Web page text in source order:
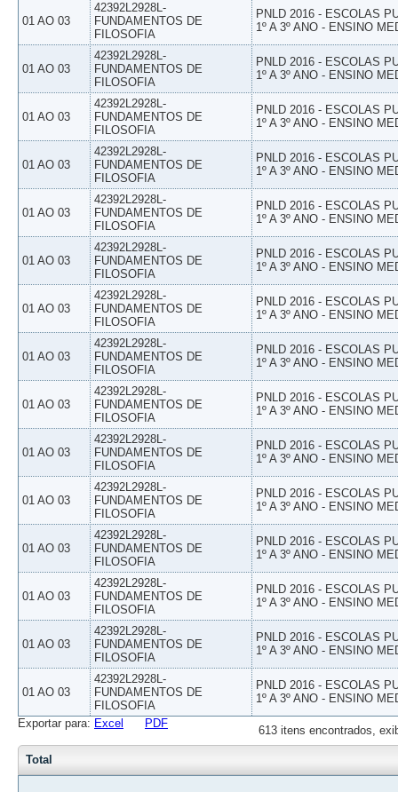
01 AO 03
42392L2928L-
FUNDAMENTOS DE
FILOSOFIA
PNLD 2016 - ESCOLAS
1º A 3º ANO - ENSINO
01 AO 03
42392L2928L-
FUNDAMENTOS DE
FILOSOFIA
PNLD 2016 - ESCOLAS
1º A 3º ANO - ENSINO
01 AO 03
42392L2928L-
FUNDAMENTOS DE
FILOSOFIA
PNLD 2016 - ESCOLAS
1º A 3º ANO - ENSINO
01 AO 03
42392L2928L-
FUNDAMENTOS DE
FILOSOFIA
PNLD 2016 - ESCOLAS
1º A 3º ANO - ENSINO
01 AO 03
42392L2928L-
FUNDAMENTOS DE
FILOSOFIA
PNLD 2016 - ESCOLAS
1º A 3º ANO - ENSINO
01 AO 03
42392L2928L-
FUNDAMENTOS DE
FILOSOFIA
PNLD 2016 - ESCOLAS
1º A 3º ANO - ENSINO
01 AO 03
42392L2928L-
FUNDAMENTOS DE
FILOSOFIA
PNLD 2016 - ESCOLAS
1º A 3º ANO - ENSINO
01 AO 03
42392L2928L-
FUNDAMENTOS DE
FILOSOFIA
PNLD 2016 - ESCOLAS
1º A 3º ANO - ENSINO
01 AO 03
42392L2928L-
FUNDAMENTOS DE
FILOSOFIA
PNLD 2016 - ESCOLAS
1º A 3º ANO - ENSINO
01 AO 03
42392L2928L-
FUNDAMENTOS DE
FILOSOFIA
PNLD 2016 - ESCOLAS
1º A 3º ANO - ENSINO
01 AO 03
42392L2928L-
FUNDAMENTOS DE
FILOSOFIA
PNLD 2016 - ESCOLAS
1º A 3º ANO - ENSINO
01 AO 03
42392L2928L-
FUNDAMENTOS DE
FILOSOFIA
PNLD 2016 - ESCOLAS
1º A 3º ANO - ENSINO
01 AO 03
42392L2928L-
FUNDAMENTOS DE
FILOSOFIA
PNLD 2016 - ESCOLAS
1º A 3º ANO - ENSINO
01 AO 03
42392L2928L-
FUNDAMENTOS DE
FILOSOFIA
PNLD 2016 - ESCOLAS
1º A 3º ANO - ENSINO
01 AO 03
42392L2928L-
FUNDAMENTOS DE
FILOSOFIA
PNLD 2016 - ESCOLAS
1º A 3º ANO - ENSINO
613 itens encontrados,
Exportar para: Excel PDF
Total